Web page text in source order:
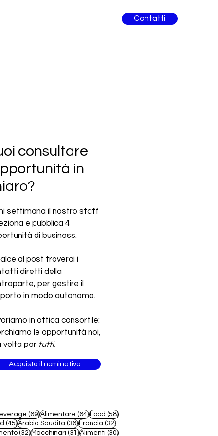
Contatti
(69)69 post
Alimentare (64)64 post
Food (58)58 post
(45)45 post
Arabia Saudita (36)36 post
Francia (32)32 post
(32)32 post
Macchinari (31)31 post
Alimenti (30)30 post
consultare
in
settimana il nostro staff
e pubblica 4
di business.
al post troverai i
diretti della
per gestire il
in modo autonomo.
in ottica consortile:
le opportunità noi,
volta per tutti.
Acquista il nominativo